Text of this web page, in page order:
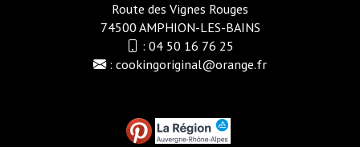
Route des Vignes Rouges
74500 AMPHION-LES-BAINS
: 04 50 16 76 25
: cookingoriginal@orange.fr